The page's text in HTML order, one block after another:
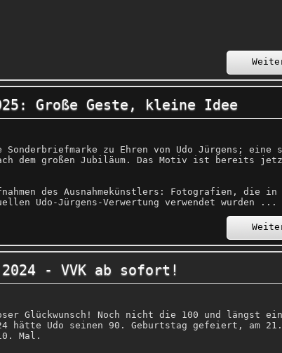
Große Geste, kleine Idee
zu Ehren von Udo Jürgens; eine
dem großen Jubiläum. Das Motiv ist bereits
des Ausnahmekünstlers: Fotografien, die in
Udo-Jürgens-Verwertung verwendet wurden ...
- VVK ab sofort!
Glückwunsch! Noch nicht die 100 und längst ein
hätte Udo seinen 90. Geburtstag gefeiert, am 21.
Mal.